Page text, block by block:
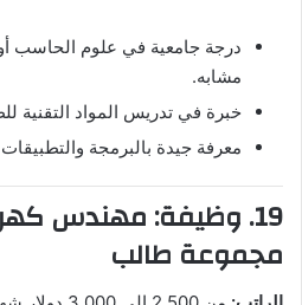
درجة جامعية في علوم الحاسب
مشابه.
خبرة في تدريس المواد التقنية
معرفة جيدة بالبرمجة والتطبيقات
19. وظيفة: مهندس
مجموعة طالب